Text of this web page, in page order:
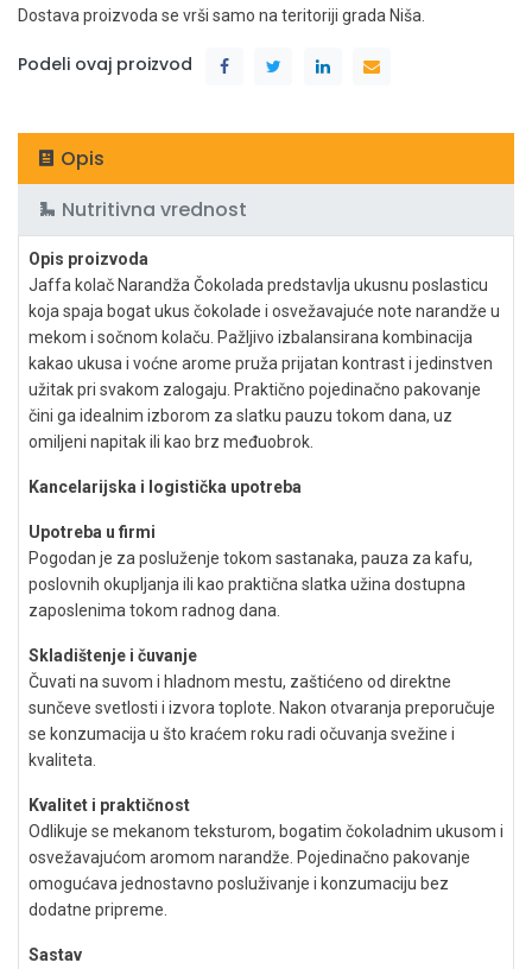
Dostava proizvoda se vrši samo na teritoriji grada Niša.
Podeli ovaj proizvod
Opis
Nutritivna vrednost
Opis proizvoda
Jaffa kolač Narandža Čokolada predstavlja ukusnu poslasticu
koja spaja bogat ukus čokolade i osvežavajuće note narandže u
mekom i sočnom kolaču. Pažljivo izbalansirana kombinacija
kakao ukusa i voćne arome pruža prijatan kontrast i jedinstven
užitak pri svakom zalogaju. Praktično pojedinačno pakovanje
čini ga idealnim izborom za slatku pauzu tokom dana, uz
omiljeni napitak ili kao brz međuobrok.
Kancelarijska i logistička upotreba
Upotreba u firmi
Pogodan je za posluženje tokom sastanaka, pauza za kafu,
poslovnih okupljanja ili kao praktična slatka užina dostupna
zaposlenima tokom radnog dana.
Skladištenje i čuvanje
Čuvati na suvom i hladnom mestu, zaštićeno od direktne
sunčeve svetlosti i izvora toplote. Nakon otvaranja preporučuje
se konzumacija u što kraćem roku radi očuvanja svežine i
kvaliteta.
Kvalitet i praktičnost
Odlikuje se mekanom teksturom, bogatim čokoladnim ukusom i
osvežavajućom aromom narandže. Pojedinačno pakovanje
omogućava jednostavno posluživanje i konzumaciju bez
dodatne pripreme.
Sastav